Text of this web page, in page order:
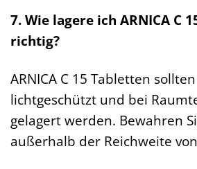
7. Wie lagere ich ARNICA C
richtig?
ARNICA C 15 Tabletten
lichtgeschützt und bei
gelagert werden. Bewahren
außerhalb der Reichweite